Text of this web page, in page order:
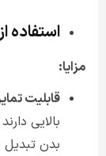
استفاده
مزایا:
قابلیت
بالایی
بدن تبدیل